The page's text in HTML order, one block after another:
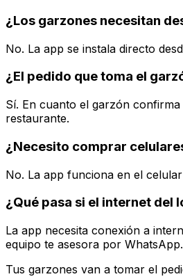
¿Los garzones necesitan
No. La app se instala directo
¿El pedido que toma el
Sí. En cuanto el garzón
restaurante.
¿Necesito comprar
No. La app funciona en el
¿Qué pasa si el internet del
La app necesita conexión a
equipo te asesora por WhatsApp.
Tus garzones van a tomar el